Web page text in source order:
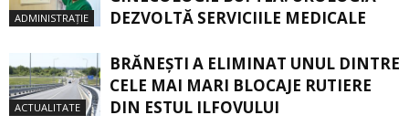
ADMINISTRAȚIE
DEZVOLTĂ SERVICIILE MEDICALE
ACTUALITATE
BRĂNEȘTI A ELIMINAT UNUL DINTRE
CELE MAI MARI BLOCAJE RUTIERE
DIN ESTUL ILFOVULUI